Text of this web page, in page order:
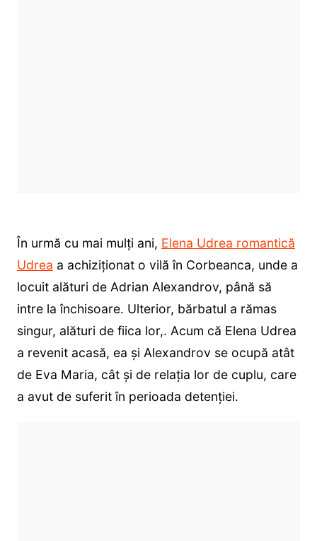
În urmă cu mai mulți ani, Elena Udrea romantică
Udrea a achiziționat o vilă în Corbeanca, unde a
locuit alături de Adrian Alexandrov, până să
intre la închisoare. Ulterior, bărbatul a rămas
singur, alături de fiica lor,. Acum că Elena Udrea
a revenit acasă, ea și Alexandrov se ocupă atât
de Eva Maria, cât și de relația lor de cuplu, care
a avut de suferit în perioada detenției.